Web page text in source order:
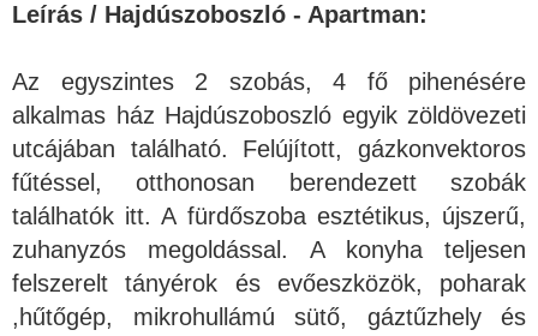
Leírás / Hajdúszoboszló - Apartman:
Az egyszintes 2 szobás, 4 fő pihenésére
alkalmas ház Hajdúszoboszló egyik zöldövezeti
utcájában található. Felújított, gázkonvektoros
fűtéssel, otthonosan berendezett szobák
találhatók itt. A fürdőszoba esztétikus, újszerű,
zuhanyzós megoldással. A konyha teljesen
felszerelt tányérok és evőeszközök, poharak
,hűtőgép, mikrohullámú sütő, gáztűzhely és